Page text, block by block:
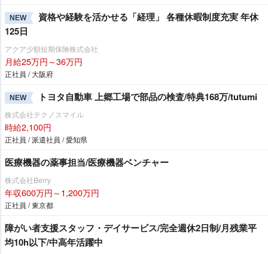
NEW
資格や経験を活かせる「経理」 各種休暇制度充実 年休
125日
アクア少額短期保険株式会社
月給25万円～36万円
正社員 / 大阪府
NEW トヨタ自動車 上郷工場で部品の検査/特典168万/tutumi
株式会社テクノスマイル
時給2,100円
正社員 / 派遣社員 / 愛知県
医療機器の薬事担当/医療機器ベンチャー
株式会社Berry
年収600万円～1,200万円
正社員 / 東京都
障がい者支援スタッフ・デイサービス/完全週休2日制/月残業平
均10h以下/中高年活躍中